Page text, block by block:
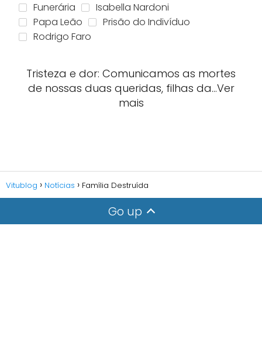
Funerária
Isabella Nardoni
Papa Leão
Prisão do Indivíduo
Rodrigo Faro
Tristeza e dor: Comunicamos as mortes
de nossas duas queridas, filhas da…Ver
mais
Vitublog Notícias Família Destruída
Go up